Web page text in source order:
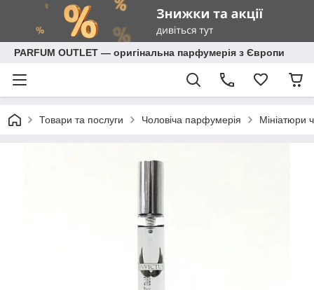
PARFUM OUTLET — оригінальна парфумерія з Європи
Товари та послуги Чоловіча парфумерія Мініатюри